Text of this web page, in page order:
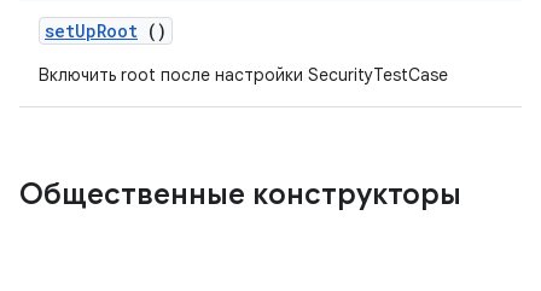
setUpRoot ()
Включить root после настройки SecurityTestCase
Общественные конструкторы